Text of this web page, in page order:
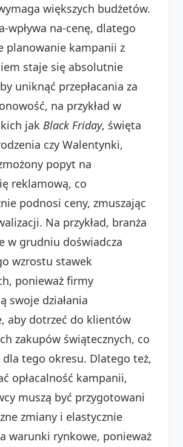
większych budżetów.
wpływa na-cenę, dlatego
planowanie kampanii z
staje się absolutnie
uniknąć przepłacania za
na przykład w
jak Black Friday, święta
czy Walentynki,
popyt na
reklamową, co
podnosi ceny, zmuszając
Na przykład, branża
w grudniu doświadcza
wzrostu stawek
ponieważ firmy
swoje działania
aby dotrzeć do klientów
zakupów świątecznych, co
tego okresu. Dlatego też,
opłacalność kampanii,
muszą być przygotowani
zmiany i elastycznie
warunki rynkowe, ponieważ